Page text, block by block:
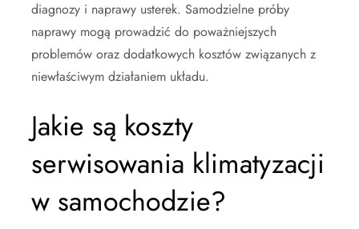
diagnozy i naprawy usterek. Samodzielne próby
naprawy mogą prowadzić do poważniejszych
problemów oraz dodatkowych kosztów związanych z
niewłaściwym działaniem układu.
Jakie są koszty
serwisowania klimatyzacji
w samochodzie?